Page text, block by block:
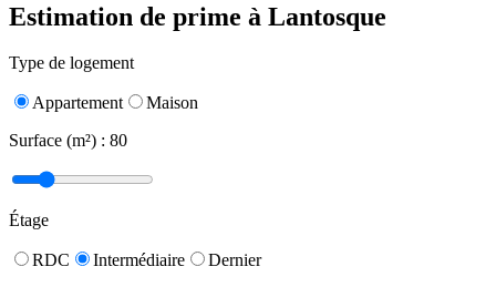
Estimation de prime à Lantosque
Type de logement
Appartement
Maison
Surface (m²) : 80
Étage
RDC Intermédiaire
Dernier